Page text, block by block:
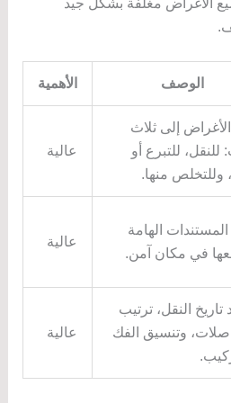
الوصف الأهمية
إلى ثلاث
للنقل، للتبرع أو
وللتخلص منها.
عالية
الهامة
في مكان آمن.
عالية
تاريخ النقل، ترتيب
وتنسيق الفك
عالية